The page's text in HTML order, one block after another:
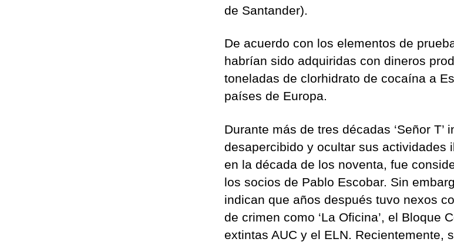
de Santander).
De acuerdo con los elementos de
habrían sido adquiridas con dineros
toneladas de clorhidrato de cocaína a
países de Europa.
Durante más de tres décadas ‘Señor T’
desapercibido y ocultar sus actividades
en la década de los noventa, fue
los socios de Pablo Escobar. Sin
indican que años después tuvo nexos
de crimen como ‘La Oficina’, el Bloque
extintas AUC y el ELN. Recientemente,